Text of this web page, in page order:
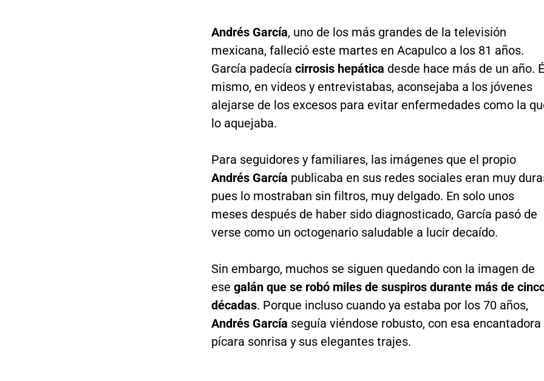
Andrés García, uno de los más grandes de la televisión
mexicana, falleció este martes en Acapulco a los 81 años.
García padecía cirrosis hepática desde hace más de un año.
mismo, en videos y entrevistabas, aconsejaba a los jóvenes
alejarse de los excesos para evitar enfermedades como la
lo aquejaba.
Para seguidores y familiares, las imágenes que el propio
Andrés García publicaba en sus redes sociales eran muy
pues lo mostraban sin filtros, muy delgado. En solo unos
meses después de haber sido diagnosticado, García pasó de
verse como un octogenario saludable a lucir decaído.
Sin embargo, muchos se siguen quedando con la imagen de
ese galán que se robó miles de suspiros durante más de
décadas. Porque incluso cuando ya estaba por los 70 años,
Andrés García seguía viéndose robusto, con esa encantadora
pícara sonrisa y sus elegantes trajes.